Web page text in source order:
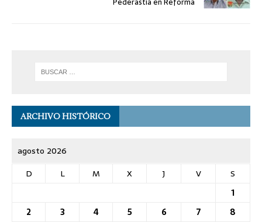
ARCHIVO HISTÓRICO
agosto 2026
D
L M X J V
S
1
2
3 4 5 6 7
8